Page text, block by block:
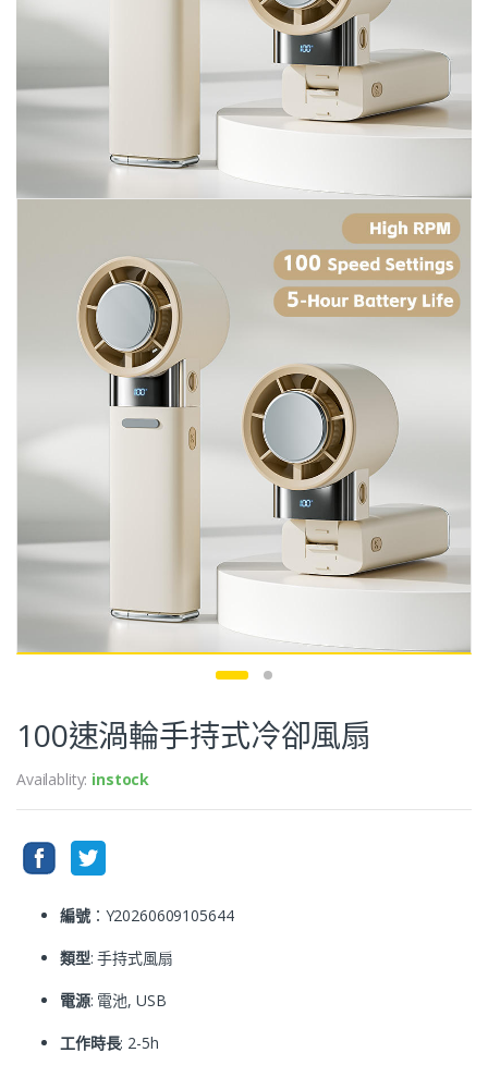
100速渦輪手持式冷卻風扇
Availablity: instock
編號：Y20260609105644
類型: 手持式風扇
電源: 電池, USB
工作時長: 2-5h